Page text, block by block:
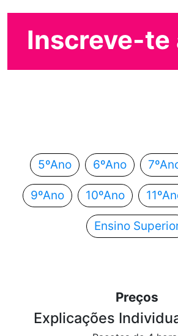
Inscreve-
5ºAno 6ºAno
9ºAno 10ºAno
Ensino
Preços
Explicações